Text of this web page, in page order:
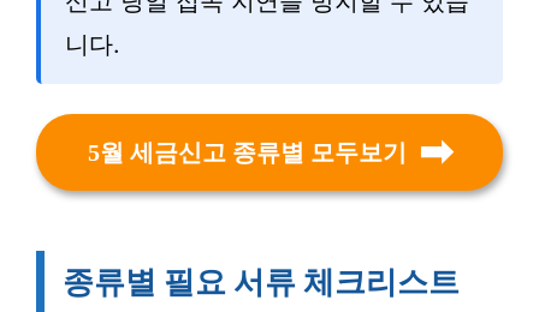
니다.
5월 세금신고 종류별 모두보기
종류별 필요 서류 체크리스트